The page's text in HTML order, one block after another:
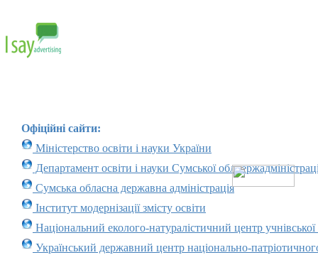
Офіційні сайти:
Міністерство освіти і науки України
Департамент освіти і науки Сумської
Сумська обласна державна адміністрація
Інститут модернізації змісту освіти
Національний еколого-натуралістичний центр учнівської
Український державний центр національно-